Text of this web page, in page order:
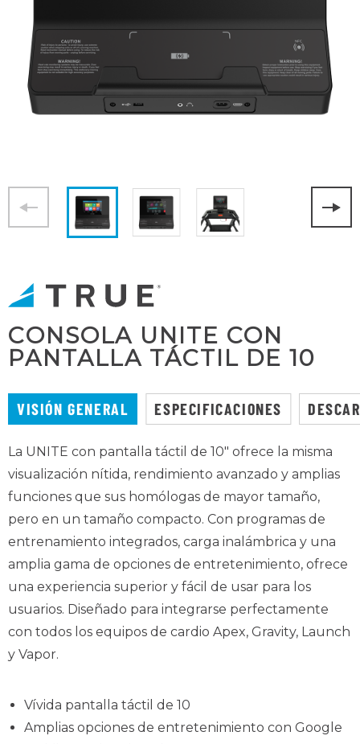
CONSOLA UNITE CON
PANTALLA TÁCTIL DE 10
VISIÓN GENERAL ESPECIFICACIONES
La UNITE con pantalla táctil de 10" ofrece la misma
visualización nítida, rendimiento avanzado y amplias
funciones que sus homólogas de mayor tamaño,
pero en un tamaño compacto. Con programas de
entrenamiento integrados, carga inalámbrica y una
amplia gama de opciones de entretenimiento, ofrece
una experiencia superior y fácil de usar para los
usuarios. Diseñado para integrarse perfectamente
con todos los equipos de cardio Apex, Gravity, Launch
y Vapor.
Vívida pantalla táctil de 10
Amplias opciones de entretenimiento con Google